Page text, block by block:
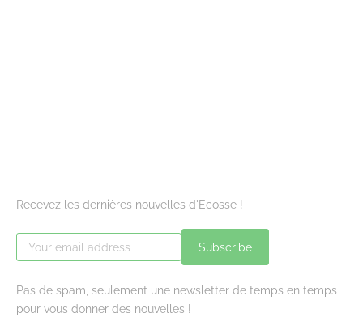
Recevez les dernières nouvelles d'Ecosse !
Subscribe
Pas de spam, seulement une newsletter de temps en temps
pour vous donner des nouvelles !